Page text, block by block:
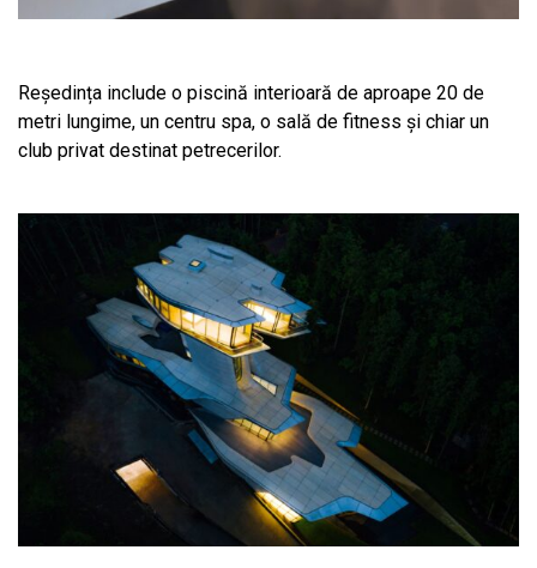
Reședința include o piscină interioară de aproape 20 de
metri lungime, un centru spa, o sală de fitness și chiar un
club privat destinat petrecerilor.